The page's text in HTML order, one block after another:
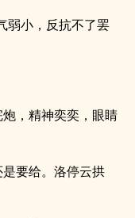
弱小，反抗不了罢
，精神奕奕，眼睛
要给。洛停云拱